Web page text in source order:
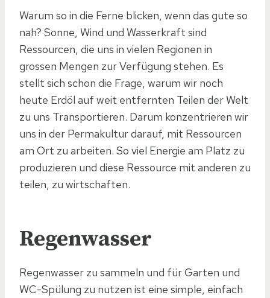
Warum so in die Ferne blicken, wenn das gute so
nah? Sonne, Wind und Wasserkraft sind
Ressourcen, die uns in vielen Regionen in
grossen Mengen zur Verfügung stehen. Es
stellt sich schon die Frage, warum wir noch
heute Erdöl auf weit entfernten Teilen der Welt
zu uns Transportieren. Darum konzentrieren wir
uns in der Permakultur darauf, mit Ressourcen
am Ort zu arbeiten. So viel Energie am Platz zu
produzieren und diese Ressource mit anderen zu
teilen, zu wirtschaften.
Regenwasser
Regenwasser zu sammeln und für Garten und
WC-Spülung zu nutzen ist eine simple, einfach